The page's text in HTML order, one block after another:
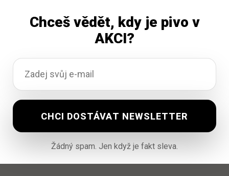
Huhňák Maxx 11 světlý ležák 30L
1 112,80Kčvč. DPH
Přidat do košíku
Chceš vědět, kdy je pivo v
AKCI?
Žádný spam. Jen když je fakt sleva.